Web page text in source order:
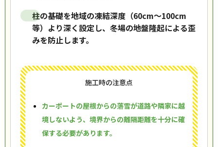
柱の基礎を地域の凍結深度（60cm〜100cm
等）より深く設定し、冬場の地盤隆起による歪
みを防止します。
施工時の注意点
カーポートの屋根からの落雪が道路や隣家に越
境しないよう、境界からの離隔距離を十分に確
保する必要があります。